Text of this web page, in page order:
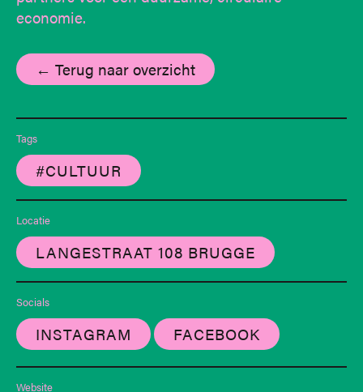
economie.
← Terug naar overzicht
Tags
#CULTUUR
Locatie
LANGESTRAAT 108 BRUGGE
Socials
INSTAGRAM FACEBOOK
Website